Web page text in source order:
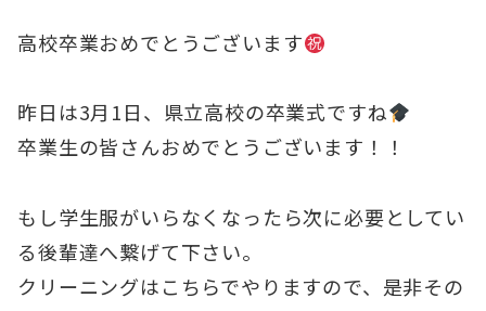
高校卒業おめでとうございます
昨日は3月1日、県立高校の卒業式ですね
卒業生の皆さんおめでとうございます！！
もし学生服がいらなくなったら次に必要としてい
る後輩達へ繋げて下さい。
クリーニングはこちらでやりますので、是非その